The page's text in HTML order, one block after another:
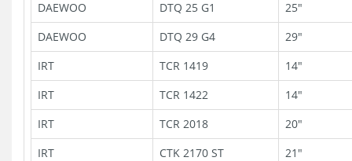
DAEWOO
DTQ 25 G1
25"
DAEWOO
DTQ 29 G4
29"
IRT
TCR 1419
14"
IRT
TCR 1422
14"
IRT
TCR 2018
20"
IRT
CTK 2170 ST
21"